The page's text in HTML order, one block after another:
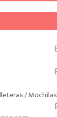
/ Mochilas